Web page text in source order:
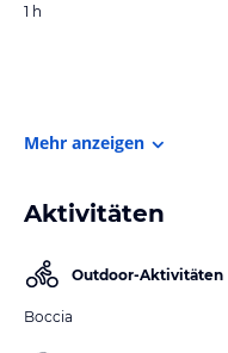
1 h
Mehr anzeigen
Aktivitäten
Outdoor-Aktivitäten
Boccia